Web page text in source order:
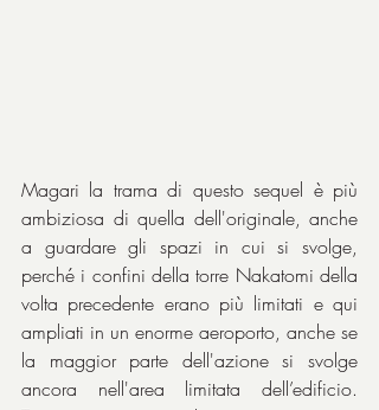
Magari la trama di questo sequel è più
ambiziosa di quella dell'originale, anche
a guardare gli spazi in cui si svolge,
perché i confini della torre Nakatomi della
volta precedente erano più limitati e qui
ampliati in un enorme aeroporto, anche se
la maggior parte dell'azione si svolge
ancora nell'area limitata dell’edificio.